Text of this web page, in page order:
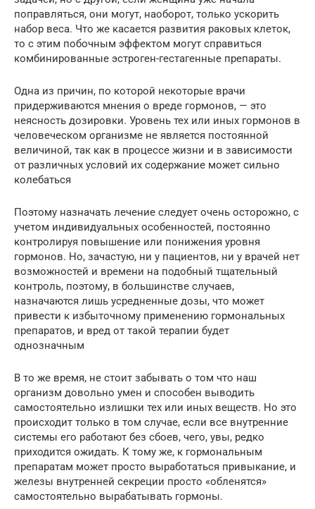
поправляться, они могут, наоборот, только ускорить
набор веса. Что же касается развития раковых клеток,
то с этим побочным эффектом могут справиться
комбинированные эстроген-гестагенные препараты.
Одна из причин, по которой некоторые врачи
придерживаются мнения о вреде гормонов, — это
неясность дозировки. Уровень тех или иных гормонов в
человеческом организме не является постоянной
величиной, так как в процессе жизни и в зависимости
от различных условий их содержание может сильно
колебаться
Поэтому назначать лечение следует очень осторожно, с
учетом индивидуальных особенностей, постоянно
контролируя повышение или понижения уровня
гормонов. Но, зачастую, ни у пациентов, ни у врачей нет
возможностей и времени на подобный тщательный
контроль, поэтому, в большинстве случаев,
назначаются лишь усредненные дозы, что может
привести к избыточному применению гормональных
препаратов, и вред от такой терапии будет
однозначным
В то же время, не стоит забывать о том что наш
организм довольно умен и способен выводить
самостоятельно излишки тех или иных веществ. Но это
происходит только в том случае, если все внутренние
системы его работают без сбоев, чего, увы, редко
приходится ожидать. К тому же, к гормональным
препаратам может просто выработаться привыкание, и
железы внутренней секреции просто «обленятся»
самостоятельно вырабатывать гормоны.